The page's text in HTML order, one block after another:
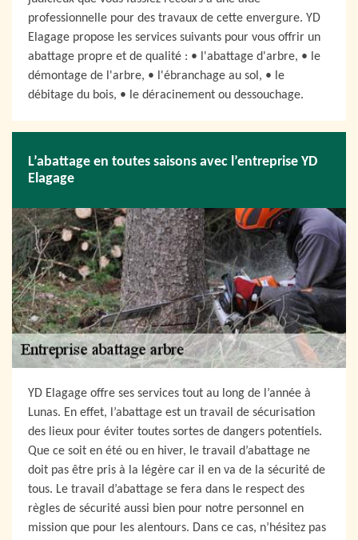
professionnelle pour des travaux de cette envergure. YD
Elagage propose les services suivants pour vous offrir un
abattage propre et de qualité : • l'abattage d'arbre, • le
démontage de l'arbre, • l'ébranchage au sol, • le
débitage du bois, • le déracinement ou dessouchage.
L’abattage en toutes saisons avec l’entreprise YD
Elagage
YD Elagage offre ses services tout au long de l’année à
Lunas. En effet, l’abattage est un travail de sécurisation
des lieux pour éviter toutes sortes de dangers potentiels.
Que ce soit en été ou en hiver, le travail d’abattage ne
doit pas être pris à la légère car il en va de la sécurité de
tous. Le travail d’abattage se fera dans le respect des
règles de sécurité aussi bien pour notre personnel en
mission que pour les alentours. Dans ce cas, n’hésitez pas